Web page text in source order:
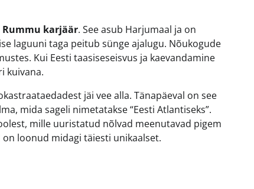
Rummu karjäär. See asub Harjumaal ja on
laguuni taga peitub sünge ajalugu. Nõukogude
Kui Eesti taasiseseisvus ja kaevandamine
kuivana.
jäi vee alla. Tänapäeval on see
mida sageli nimetatakse “Eesti Atlantiseks”.
mille uuristatud nõlvad meenutavad pigem
loonud midagi täiesti unikaalset.